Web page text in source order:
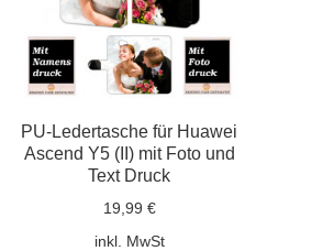
PU-Ledertasche für Huawei
Ascend Y5 (II) mit Foto und
Text Druck
19,99 €
inkl. MwSt